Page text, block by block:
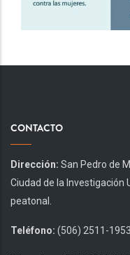
CONTACTO
Dirección: San Pedro de
Ciudad de la Investigación
peatonal.
Teléfono: (506) 2511-1953